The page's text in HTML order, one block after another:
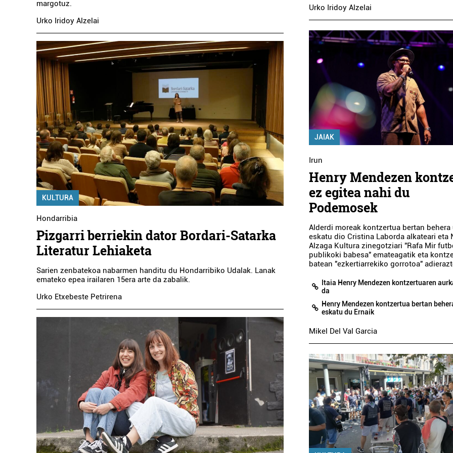
margotuz.
Urko Iridoy Alzelai
KULTURA
Hondarribia
Pizgarri berriekin dator Bordari-Satarka
Literatur Lehiaketa
Sarien zenbatekoa nabarmen handitu du Hondarribiko Udalak. Lanak
emateko epea irailaren 15era arte da zabalik.
Urko Etxebeste Petrirena
Urko Iridoy Alzelai
JAIAK
Irun
Henry Mendezen
ez egitea nahi du
Podemosek
Alderdi moreak kontzertua bertan behera
eskatu dio Cristina Laborda alkateari eta
Alzaga Kultura zinegotziari "Rafa Mir
publikoki babesa" emateagatik eta
batean "ezkertiarrekiko gorrotoa"
Itaia Henry Mendezen kontzertuaren
da
Henry Mendezen kontzertua bertan
eskatu du Ernaik
Mikel Del Val Garcia
ZAMALBIDE JATETXEA
Errenteria-Orereta
FICOBA ZAMALBIDE
Errenteria-Orereta